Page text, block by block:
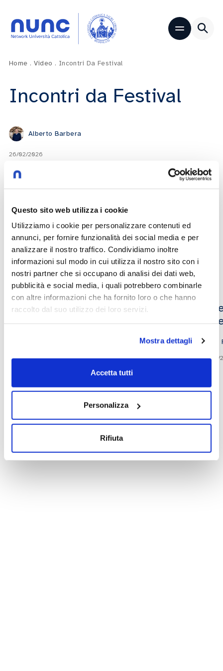
Questo sito web utilizza i cookie
Utilizziamo i cookie per personalizzare contenuti ed
annunci, per fornire funzionalità dei social media e per
analizzare il nostro traffico. Condividiamo inoltre
informazioni sul modo in cui utilizza il nostro sito con i
nostri partner che si occupano di analisi dei dati web,
pubblicità e social media, i quali potrebbero combinarle
con altre informazioni che ha fornito loro o che hanno
raccolto dal suo utilizzo dei loro servizi.
Mostra dettagli
Accetta tutti
Personalizza
Rifiuta
Home . Video . Incontri Da Festival
Incontri da Festival
Alberto Barbera
26/02/2026
Altri video che potrebbero
interessarti
Le isole dell’ingiustizia e la giustizia
del ritorno
03/04/2023 28/01/